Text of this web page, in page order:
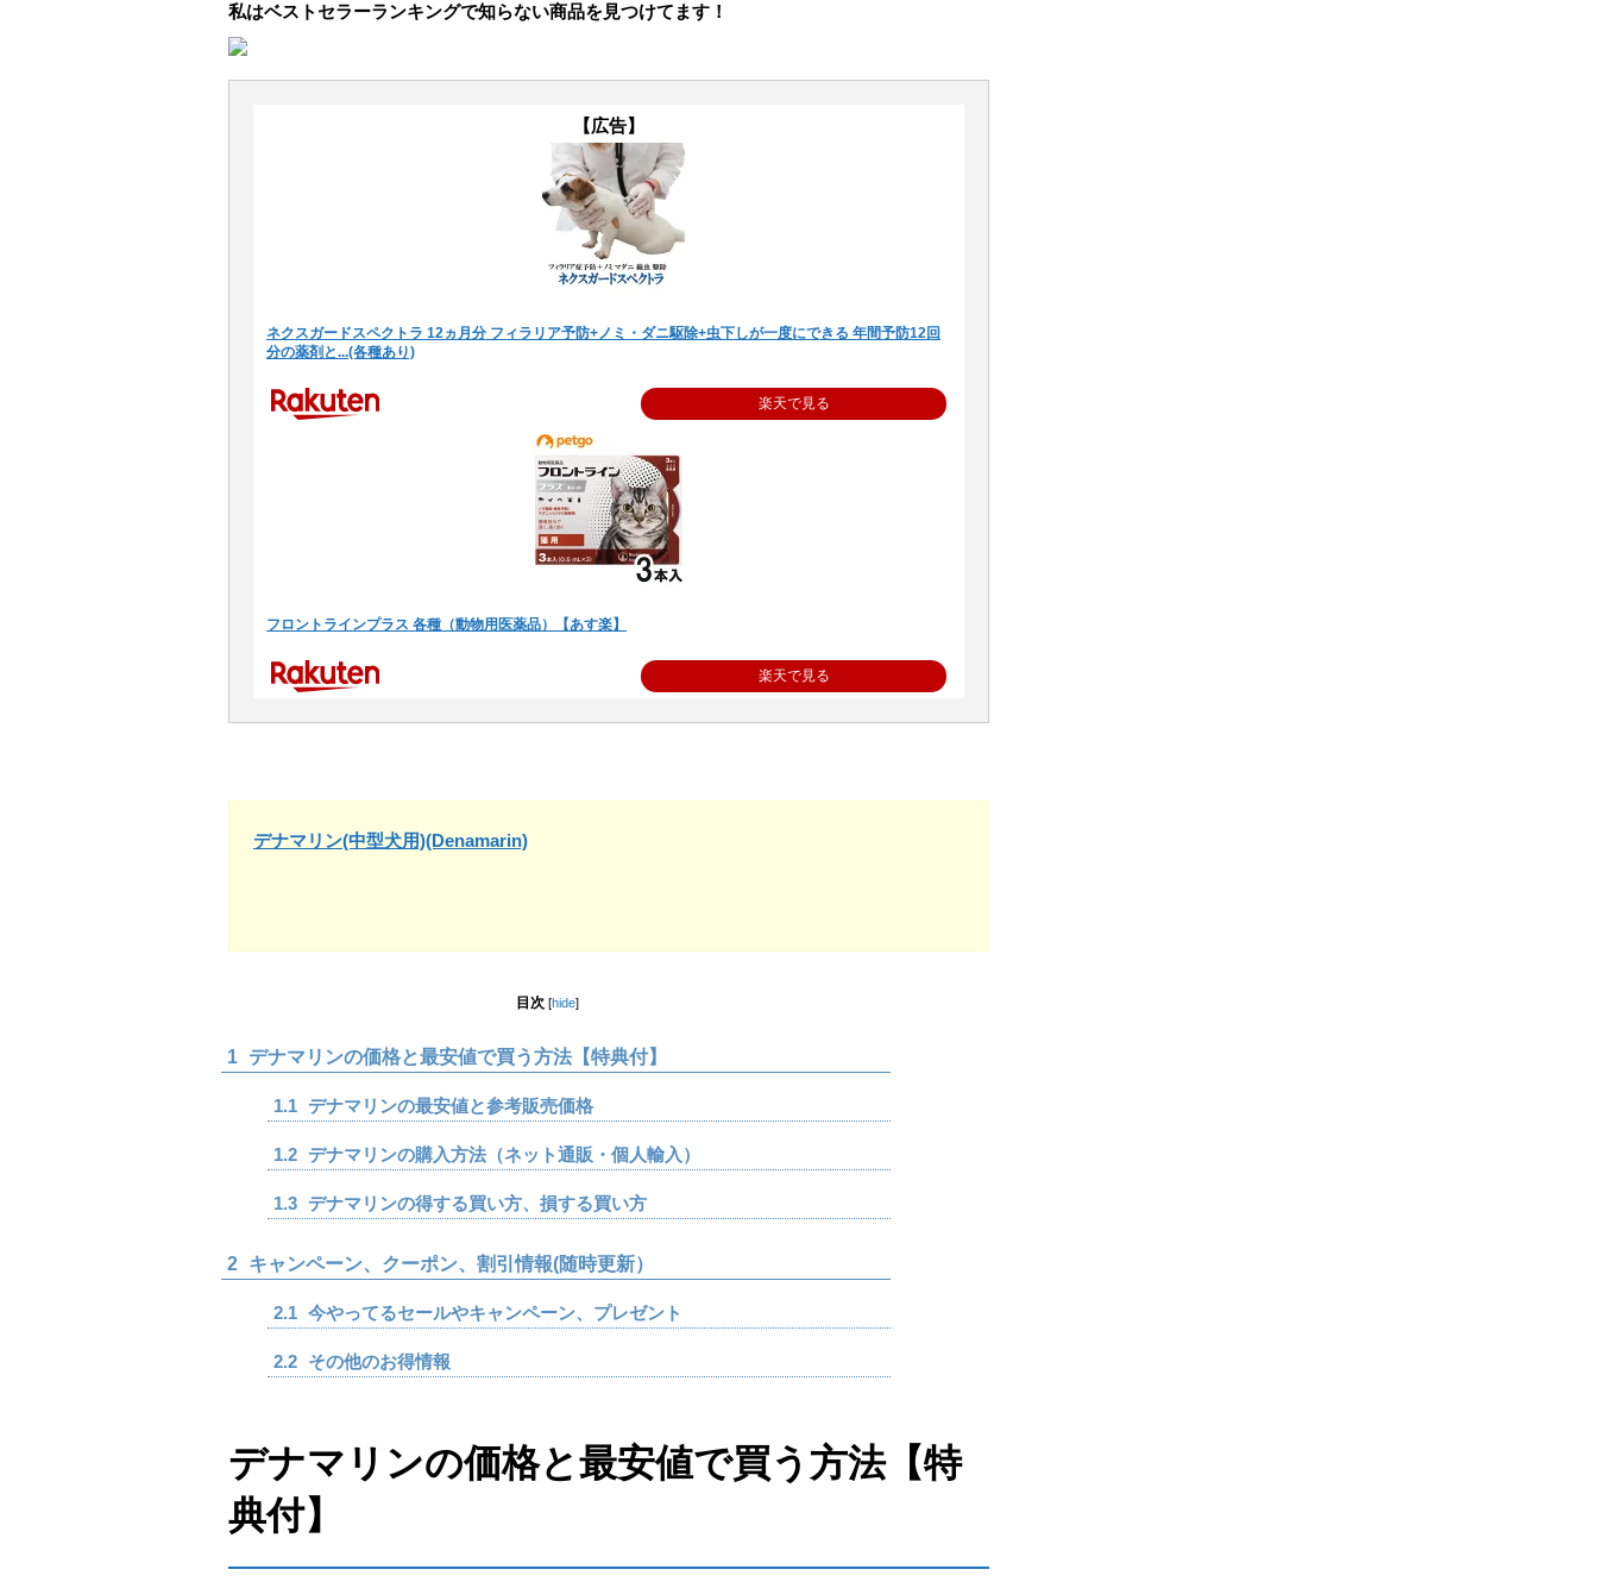
私はベストセラーランキングで知らない商品を見つけてます！
【広告】
ネクスガードスペクトラ 12ヵ月分 フィラリア予防+ノミ・ダニ駆除+虫下しが一度にできる 年間予防12回
分の薬剤と...(各種あり)
楽天で見る
フロントラインプラス 各種（動物用医薬品）【あす楽】
楽天で見る
デナマリン(中型犬用)(Denamarin)
目次 [hide]
1 デナマリンの価格と最安値で買う方法【特典付】
1.1 デナマリンの最安値と参考販売価格
1.2 デナマリンの購入方法（ネット通販・個人輸入）
1.3 デナマリンの得する買い方、損する買い方
2 キャンペーン、クーポン、割引情報(随時更新）
2.1 今やってるセールやキャンペーン、プレゼント
2.2 その他のお得情報
デナマリンの価格と最安値で買う方法【特
典付】